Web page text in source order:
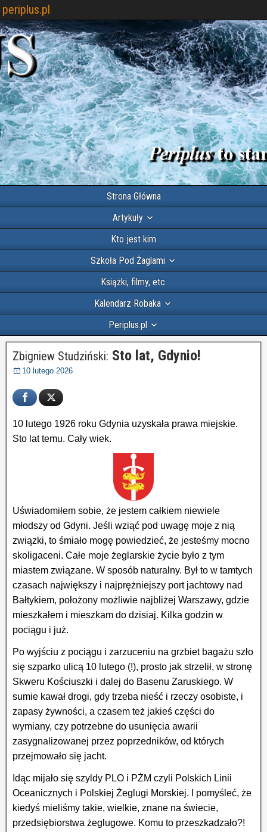
periplus.pl
Strona Główna
Artykuły
Kto jest kim
Szkoła Pod Żaglami
Książki, filmy, etc.
Kalendarz Robaka
Periplus.pl
Zbigniew Studziński: Sto lat, Gdynio!
10 lutego 2026
10 lutego 1926 roku Gdynia uzyskała prawa miejskie.
Sto lat temu. Cały wiek.
Uświadomiłem sobie, że jestem całkiem niewiele
młodszy od Gdyni. Jeśli wziąć pod uwagę moje z nią
związki, to śmiało mogę powiedzieć, że jesteśmy mocno
skoligaceni. Całe moje żeglarskie życie było z tym
miastem związane. W sposób naturalny. Był to w tamtych
czasach największy i najprężniejszy port jachtowy nad
Bałtykiem, położony możliwie najbliżej Warszawy, gdzie
mieszkałem i mieszkam do dzisiaj. Kilka godzin w
pociągu i już.
Po wyjściu z pociągu i zarzuceniu na grzbiet bagażu szło
się szparko ulicą 10 lutego (!), prosto jak strzelił, w stronę
Skweru Kościuszki i dalej do Basenu Zaruskiego. W
sumie kawał drogi, gdy trzeba nieść i rzeczy osobiste, i
zapasy żywności, a czasem też jakieś części do
wymiany, czy potrzebne do usunięcia awarii
zasygnalizowanej przez poprzedników, od których
przejmowało się jacht.
Idąc mijało się szyldy PLO i PŻM czyli Polskich Linii
Oceanicznych i Polskiej Żeglugi Morskiej. I pomyśleć, że
kiedyś mieliśmy takie, wielkie, znane na świecie,
przedsiębiorstwa żeglugowe. Komu to przeszkadzało?!